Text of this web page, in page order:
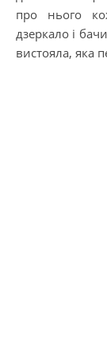
про нього
дзеркало і
вистояла, яка